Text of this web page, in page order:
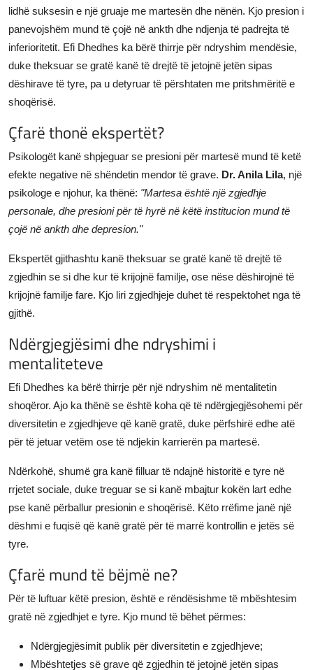
lidhë suksesin e një gruaje me martesën dhe nënën. Kjo presion i
panevojshëm mund të çojë në ankth dhe ndjenja të padrejta të
inferioritetit. Efi Dhedhes ka bërë thirrje për ndryshim mendësie,
duke theksuar se gratë kanë të drejtë të jetojnë jetën sipas
dëshirave të tyre, pa u detyruar të përshtaten me pritshmëritë e
shoqërisë.
Çfarë thonë ekspertët?
Psikologët kanë shpjeguar se presioni për martesë mund të ketë
efekte negative në shëndetin mendor të grave. Dr. Anila Lila, një
psikologe e njohur, ka thënë: "Martesa është një zgjedhje
personale, dhe presioni për të hyrë në këtë institucion mund të
çojë në ankth dhe depresion."
Ekspertët gjithashtu kanë theksuar se gratë kanë të drejtë të
zgjedhin se si dhe kur të krijojnë familje, ose nëse dëshirojnë të
krijojnë familje fare. Kjo liri zgjedhjeje duhet të respektohet nga të
gjithë.
Ndërgjegjësimi dhe ndryshimi i
mentaliteteve
Efi Dhedhes ka bërë thirrje për një ndryshim në mentalitetin
shoqëror. Ajo ka thënë se është koha që të ndërgjegjësohemi për
diversitetin e zgjedhjeve që kanë gratë, duke përfshirë edhe atë
për të jetuar vetëm ose të ndjekin karrierën pa martesë.
Ndërkohë, shumë gra kanë filluar të ndajnë historitë e tyre në
rrjetet sociale, duke treguar se si kanë mbajtur kokën lart edhe
pse kanë përballur presionin e shoqërisë. Këto rrëfime janë një
dëshmi e fuqisë që kanë gratë për të marrë kontrollin e jetës së
tyre.
Çfarë mund të bëjmë ne?
Për të luftuar këtë presion, është e rëndësishme të mbështesim
gratë në zgjedhjet e tyre. Kjo mund të bëhet përmes:
Ndërgjegjësimit publik për diversitetin e zgjedhjeve;
Mbështetjes së grave që zgjedhin të jetojnë jetën sipas